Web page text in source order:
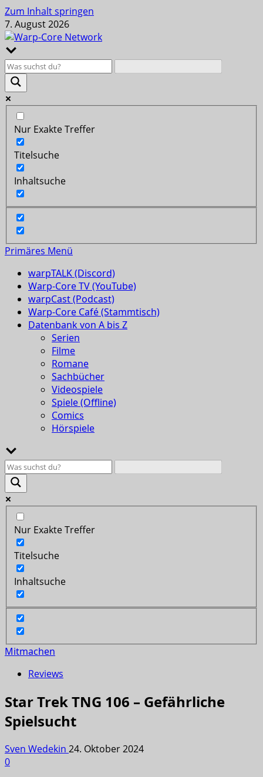
Zum Inhalt springen
7. August 2026
Nur Exakte Treffer
Titelsuche
Inhaltsuche
Primäres Menü
warpTALK (Discord)
Warp-Core TV (YouTube)
warpCast (Podcast)
Warp-Core Café (Stammtisch)
Datenbank von A bis Z
Serien
Filme
Romane
Sachbücher
Videospiele
Spiele (Offline)
Comics
Hörspiele
Nur Exakte Treffer
Titelsuche
Inhaltsuche
Mitmachen
Reviews
Star Trek TNG 106 – Gefährliche
Spielsucht
Sven Wedekin 24. Oktober 2024
0